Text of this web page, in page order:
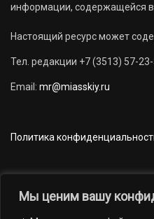
Мы ценим вашу
информации, содержащейся
Настоящий ресурс может
Тел. редакции +7 (3513) 57-
Email: mr@miasskiy.ru
Политика